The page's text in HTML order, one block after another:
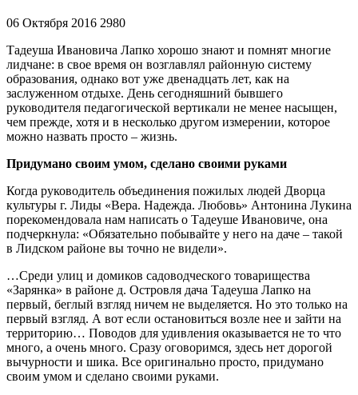
06 Октября 2016 2980
Тадеуша Ивановича Лапко хорошо знают и помнят многие
лидчане: в свое время он возглавлял районную систему
образования, однако вот уже двенадцать лет, как на
заслуженном отдыхе. День сегодняшний бывшего
руководителя педагогической вертикали не менее насыщен,
чем прежде, хотя и в несколько другом измерении, которое
можно назвать просто – жизнь.
Придумано своим умом, сделано своими руками
Когда руководитель объединения пожилых людей Дворца
культуры г. Лиды «Вера. Надежда. Любовь» Антонина Лукина
порекомендовала нам написать о Тадеуше Ивановиче, она
подчеркнула: «Обязательно побывайте у него на даче – такой
в Лидском районе вы точно не видели».
…Среди улиц и домиков садоводческого товарищества
«Зарянка» в районе д. Островля дача Тадеуша Лапко на
первый, беглый взгляд ничем не выделяется. Но это только на
первый взгляд. А вот если остановиться возле нее и зайти на
территорию… Поводов для удивления оказывается не то что
много, а очень много. Сразу оговоримся, здесь нет дорогой
вычурности и шика. Все оригинально просто, придумано
своим умом и сделано своими руками.